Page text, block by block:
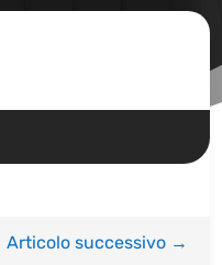
Articolo successivo→